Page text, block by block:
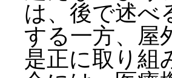
は、後で述べ
する一方、屋
是正に取り組